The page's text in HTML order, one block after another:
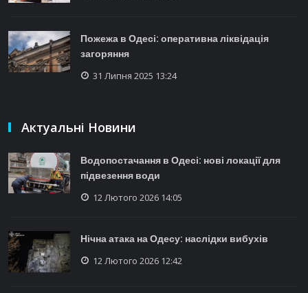
Пожежа в Одесі: оперативна ліквідація
загоряння
31 Липня 2025 13:24
Актуальні Новини
Водопостачання в Одесі: нові локації для
підвезення води
12 Лютого 2026 14:05
Нічна атака на Одесу: наслідки вибухів
12 Лютого 2026 12:42